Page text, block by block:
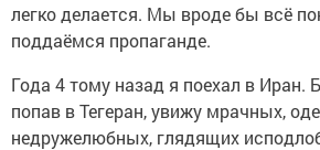
легко делается. Мы вроде бы всё
поддаёмся пропаганде.
Года 4 тому назад я поехал в Иран.
попав в Тегеран, увижу мрачных,
недружелюбных, глядящих